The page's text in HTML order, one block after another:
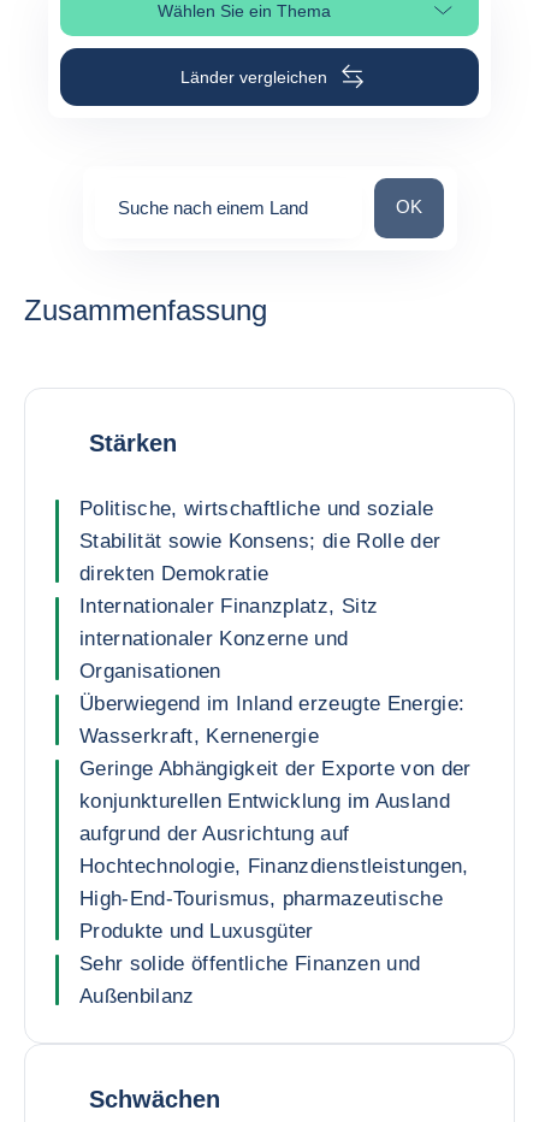
Wählen Sie ein ThemaSeitenabschnitt auswählen
Länder vergleichen
Suche nach einem Land Suche nach
OK
Zusammenfassung
Stärken
Politische, wirtschaftliche und soziale
Stabilität sowie Konsens; die Rolle der
direkten Demokratie
Internationaler Finanzplatz, Sitz
internationaler Konzerne und
Organisationen
Überwiegend im Inland erzeugte Energie:
Wasserkraft, Kernenergie
Geringe Abhängigkeit der Exporte von der
konjunkturellen Entwicklung im Ausland
aufgrund der Ausrichtung auf
Hochtechnologie, Finanzdienstleistungen,
High-End-Tourismus, pharmazeutische
Produkte und Luxusgüter
Sehr solide öffentliche Finanzen und
Außenbilanz
Schwächen